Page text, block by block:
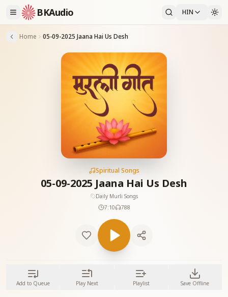
BKAudio HIN
Home 05-09-2025 Jaana Hai Us Desh
Spiritual Songs
05-09-2025 Jaana Hai Us Desh
Daily Murli Songs
7:10
788
Add to Queue Play Next Playlist Save Offline